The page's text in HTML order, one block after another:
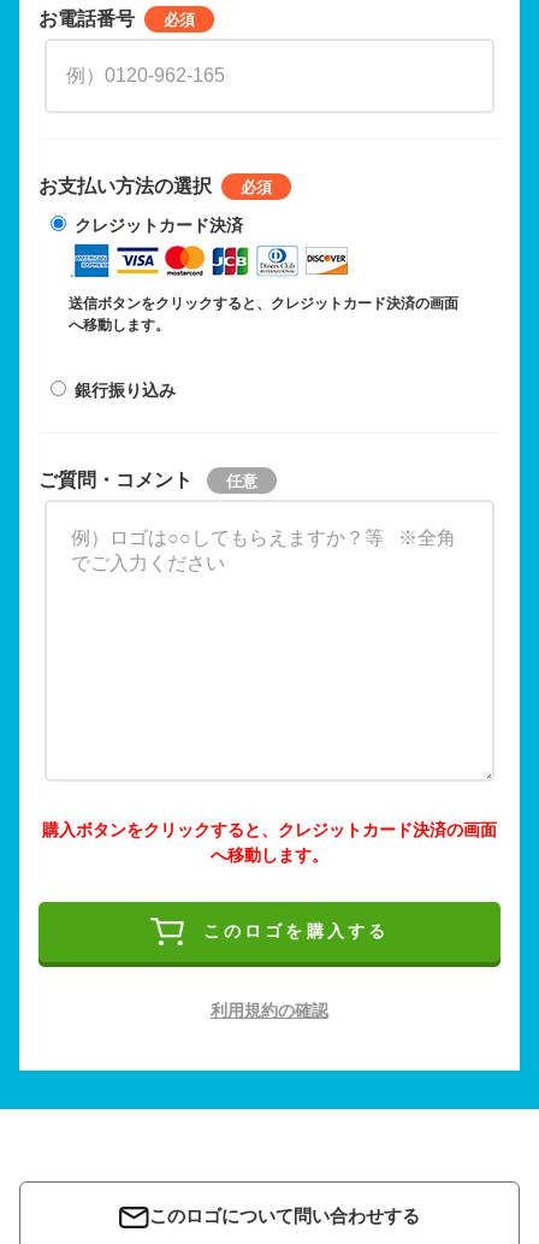
お電話番号
お支払い方法の選択
クレジットカード決済
送信ボタンをクリックすると、クレジットカード決済の画面
へ移動します。
銀行振り込み
ご質問・コメント
購入ボタンをクリックすると、クレジットカード決済の画面
へ移動します。
このロゴを購入する
利用規約の確認
このロゴについて問い合わせする